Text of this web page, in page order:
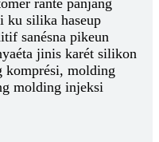
ranté panjang
ku silika haseup
sanésna pikeun
jinis karét silikon
komprési, molding
molding injeksi